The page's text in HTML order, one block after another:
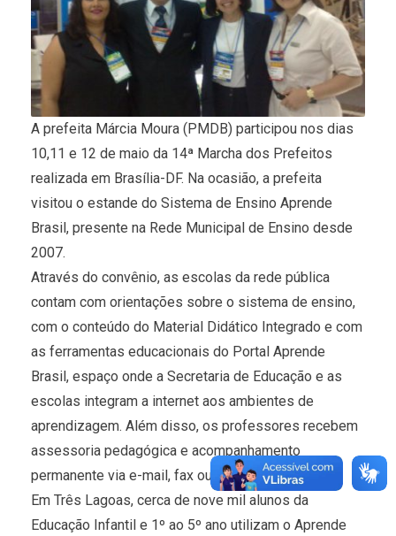
A prefeita Márcia Moura (PMDB) participou nos dias
10,11 e 12 de maio da 14ª Marcha dos Prefeitos
realizada em Brasília-DF. Na ocasião, a prefeita
visitou o estande do Sistema de Ensino Aprende
Brasil, presente na Rede Municipal de Ensino desde
2007.
Através do convênio, as escolas da rede pública
contam com orientações sobre o sistema de ensino,
com o conteúdo do Material Didático Integrado e com
as ferramentas educacionais do Portal Aprende
Brasil, espaço onde a Secretaria de Educação e as
escolas integram a internet aos ambientes de
aprendizagem. Além disso, os professores recebem
assessoria pedagógica e acompanhamento
permanente via e-mail, fax ou telefone.
Em Três Lagoas, cerca de nove mil alunos da
Educação Infantil e 1º ao 5º ano utilizam o Aprende